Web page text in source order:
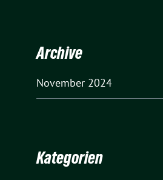
Archive
November 2024
Kategorien